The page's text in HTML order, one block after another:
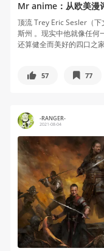
Mr anime：从欧美漫
顶流 Trey Eric Sesler（
斯州 。现实中他就像任何
还算健全而美好的四口之
57 77
-RANGER-
2021-08-04